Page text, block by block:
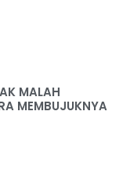
MALAH
MEMBUJUKNYA